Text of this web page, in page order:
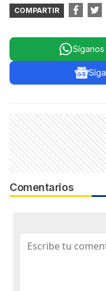
COMPARTIR
Síganos
Comentarios